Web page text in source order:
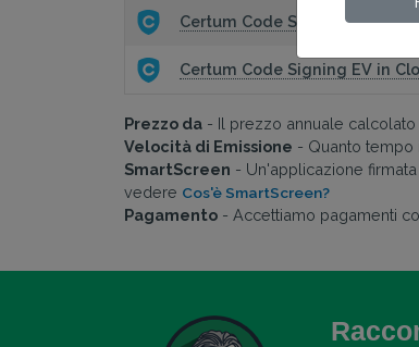
Certum Code Signing in Cloud
Certum Code Signing EV in
Prezzo da - Il prezzo annuale
Velocità di Emissione - Quanto tempo
SmartScreen - Un'applicazione
vedere Cos'è SmartScreen?
Pagamento - Accettiamo pagamenti